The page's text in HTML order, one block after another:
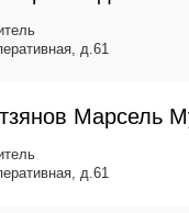
д.61
Марсель
д.61